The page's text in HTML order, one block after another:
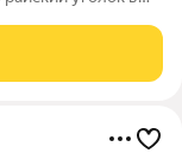
с прекрасными